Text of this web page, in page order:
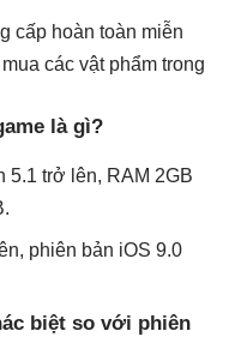
cấp hoàn toàn miễn
các vật phẩm trong
là gì?
5.1 trở lên, RAM 2GB
phiên bản iOS 9.0
biệt so với phiên